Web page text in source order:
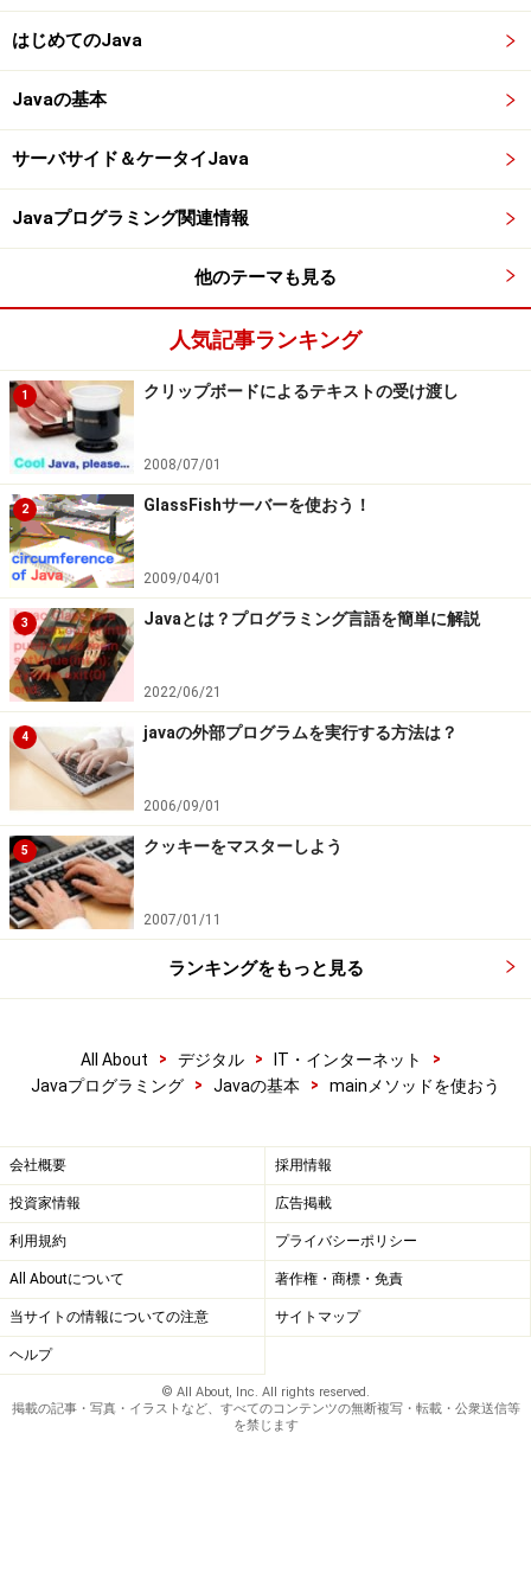
}
ドの性質を示す単語がここにつけられることがある（な
いこともある）
返値：「かえりち」と読む。「戻り値」ともいう。この
メソッドを実行後にどんな種類の値が呼び出し元に送り
返されるかを示すもの（これは必ず必要）
るような名前をつける
[引数]：これを呼び出すときに一緒に何かの値を渡したい
ようなときに使うもの（不要ならいらない）
返値や引数など、まだよくわからないものもあるでしょ
うが、これらは実際にメソッドを作っていけば次第にわ
かってきますから心配は要りません。とりあえず「どん
な形になっているか」という基本だけ頭に入れておきま
しょう。
続いてmainメソッドをマスターしましょう＞＞
※記事内容は執筆時点のものです。最新の内容をご確認くださ
い。
※OSやアプリ、ソフトのバージョンによっては画面表示、操作方
法が異なる可能性があります。
はじめてのJava
Javaの基本
サーバサイド＆ケータイJava
Javaプログラミング関連情報
他のテーマも見る
人気記事ランキング
1 クリップボードによるテキストの受け渡し
2008/07/01
2 GlassFishサーバーを使おう！
2009/04/01
3 Javaとは？プログラミング言語を簡単に解説
2022/06/21
4 javaの外部プログラムを実行する方法は？
2006/09/01
5 クッキーをマスターしよう
2007/01/11
ランキングをもっと見る
All About > デジタル > IT・インターネット
>
Javaプログラミング
> Javaの基本 > mainメソッドを使おう
会社概要 採用情報
投資家情報 広告掲載
利用規約 プライバシーポリシー
All Aboutについて 著作権・商標・免責
当サイトの情報についての注意 サイトマップ
ヘルプ
© All About, Inc. All rights reserved.
掲載の記事・写真・イラストなど、すべてのコンテンツの無断複写・転載・公衆送信等
を禁じます